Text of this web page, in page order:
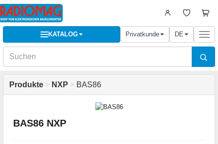
KATALOG Privatkunde DE
Produkte > NXP > BAS86
BAS86 NXP